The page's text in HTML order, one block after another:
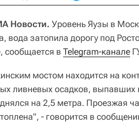
Новости. Уровень Яузы в
вода затопила дорогу под
сообщается в Telegram-канале
мостом находится на
ливневых осадков, выпавших
на 2,5 метра. Проезжая
- говорится в